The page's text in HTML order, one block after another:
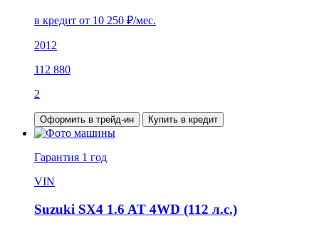
в кредит от 10 250 ₽/мес.
2012
112 880
2
Оформить в трейд-ин Купить в кредит
Гарантия 1 год
VIN
Suzuki SX4 1.6 AT 4WD (112 л.с.)